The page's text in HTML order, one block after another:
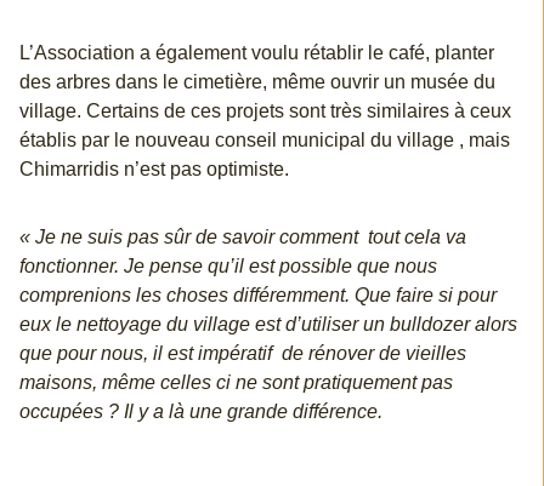
L’Association a également voulu rétablir le café, planter
des arbres dans le cimetière, même ouvrir un musée du
village. Certains de ces projets sont très similaires à ceux
établis par le nouveau conseil municipal du village , mais
Chimarridis n’est pas optimiste.
« Je ne suis pas sûr de savoir comment tout cela va
fonctionner. Je pense qu’il est possible que nous
comprenions les choses différemment. Que faire si pour
eux le nettoyage du village est d’utiliser un bulldozer alors
que pour nous, il est impératif de rénover de vieilles
maisons, même celles ci ne sont pratiquement pas
occupées ? Il y a là une grande différence.